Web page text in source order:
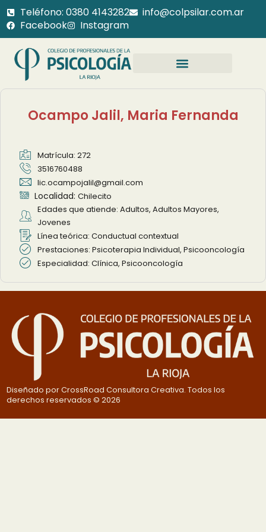
Teléfono: 0380 4143282
info@colpsilar.com.ar
Facebook
Instagram
Ocampo Jalil, Maria Fernanda
Matrícula: 272
3516760488
lic.ocampojalil@gmail.com
Localidad:Chilecito
Edades que atiende: Adultos, Adultos Mayores,
Jovenes
Línea teórica: Conductual contextual
Prestaciones: Psicoterapia Individual, Psicooncología
Especialidad: Clínica, Psicooncología
Diseñado por CrossRoad Consultora Creativa. Todos los
derechos reservados © 2026